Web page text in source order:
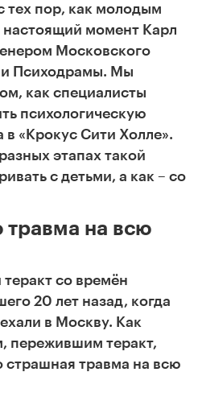
тех пор, как молодым
настоящий момент Карл
Московского
и Психодрамы. Мы
как специалисты
психологическую
в «Крокус Сити Холле».
этапах такой
с детьми, а как – со
травма на всю
со времён
20 лет назад, когда
в Москву. Как
пережившим теракт,
страшная травма на всю